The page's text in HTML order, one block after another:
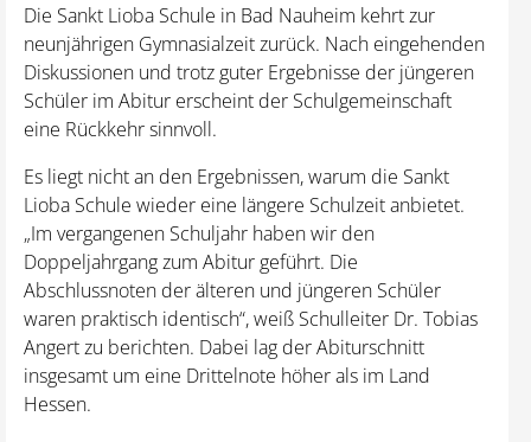
Die Sankt Lioba Schule in Bad Nauheim kehrt zur
neunjährigen Gymnasialzeit zurück. Nach eingehenden
Diskussionen und trotz guter Ergebnisse der jüngeren
Schüler im Abitur erscheint der Schulgemeinschaft
eine Rückkehr sinnvoll.
Es liegt nicht an den Ergebnissen, warum die Sankt
Lioba Schule wieder eine längere Schulzeit anbietet.
„Im vergangenen Schuljahr haben wir den
Doppeljahrgang zum Abitur geführt. Die
Abschlussnoten der älteren und jüngeren Schüler
waren praktisch identisch“, weiß Schulleiter Dr. Tobias
Angert zu berichten. Dabei lag der Abiturschnitt
insgesamt um eine Drittelnote höher als im Land
Hessen.